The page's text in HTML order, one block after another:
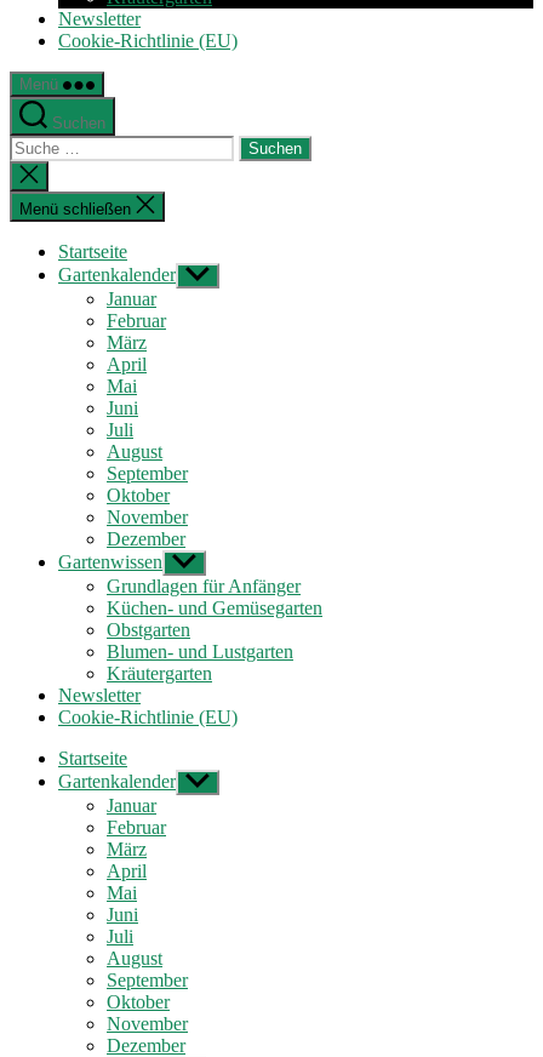
Newsletter
Cookie-Richtlinie (EU)
Menü
Suchen
Suche
nach:
Suche
schließen
Menü schließen
Startseite
Gartenkalender Untermenü
anzeigen
Januar
Februar
März
April
Mai
Juni
Juli
August
September
Oktober
November
Dezember
Gartenwissen Untermenü
anzeigen
Grundlagen für Anfänger
Küchen- und Gemüsegarten
Obstgarten
Blumen- und Lustgarten
Kräutergarten
Newsletter
Cookie-Richtlinie (EU)
Startseite
Gartenkalender Untermenü
anzeigen
Januar
Februar
März
April
Mai
Juni
Juli
August
September
Oktober
November
Dezember